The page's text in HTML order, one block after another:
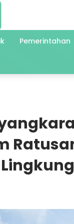
Pemerintahan